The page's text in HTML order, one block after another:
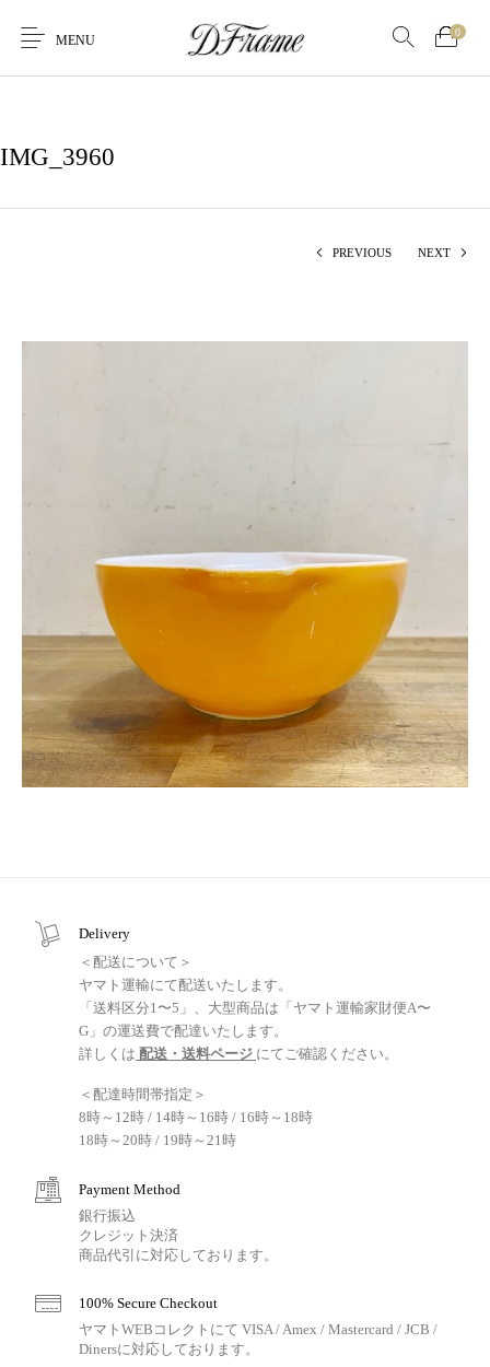
MENU
0
IMG_3960
PREVIOUS NEXT
Delivery
＜配送について＞
ヤマト運輸にて配送いたします。
「送料区分1〜5」、大型商品は「ヤマト運輸家財便A〜
G」の運送費で配達いたします。
詳しくは 配送・送料ページ にてご確認ください。
＜配達時間帯指定＞
8時～12時 / 14時～16時 / 16時～18時
18時～20時 / 19時～21時
Payment Method
銀行振込
クレジット決済
商品代引に対応しております。
100% Secure Checkout
ヤマトWEBコレクトにて VISA / Amex / Mastercard / JCB /
Dinersに対応しております。